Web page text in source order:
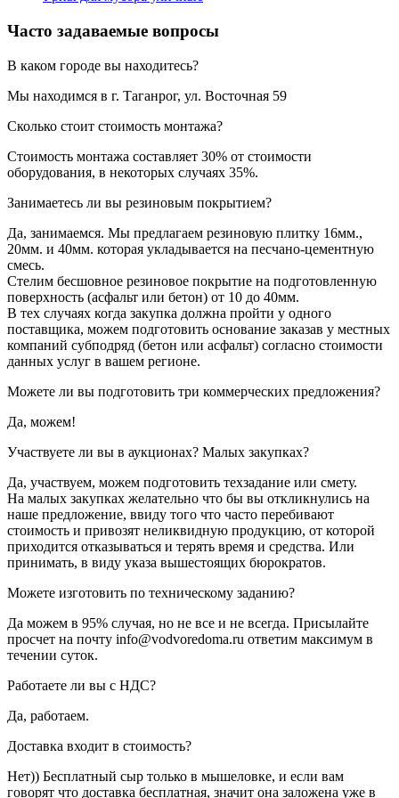
Часто задаваемые вопросы
В каком городе вы находитесь?
Мы находимся в г. Таганрог, ул. Восточная 59
Сколько стоит стоимость монтажа?
Стоимость монтажа составляет 30% от стоимости
оборудования, в некоторых случаях 35%.
Занимаетесь ли вы резиновым покрытием?
Да, занимаемся. Мы предлагаем резиновую плитку 16мм.,
20мм. и 40мм. которая укладывается на песчано-цементную
смесь.
Стелим бесшовное резиновое покрытие на подготовленную
поверхность (асфальт или бетон) от 10 до 40мм.
В тех случаях когда закупка должна пройти у одного
поставщика, можем подготовить основание заказав у местных
компаний субподряд (бетон или асфальт) согласно стоимости
данных услуг в вашем регионе.
Можете ли вы подготовить три коммерческих предложения?
Да, можем!
Участвуете ли вы в аукционах? Малых закупках?
Да, участвуем, можем подготовить техзадание или смету.
На малых закупках желательно что бы вы откликнулись на
наше предложение, ввиду того что часто перебивают
стоимость и привозят неликвидную продукцию, от которой
приходится отказываться и терять время и средства. Или
принимать, в виду указа вышестоящих бюрократов.
Можете изготовить по техническому заданию?
Да можем в 95% случая, но не все и не всегда. Присылайте
просчет на почту info@vodvoredoma.ru ответим максимум в
течении суток.
Работаете ли вы с НДС?
Да, работаем.
Доставка входит в стоимость?
Нет)) Бесплатный сыр только в мышеловке, и если вам
говорят что доставка бесплатная, значит она заложена уже в